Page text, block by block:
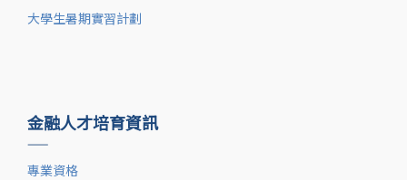
大學生暑期實習計劃
金融人才培育資訊
——
專業資格